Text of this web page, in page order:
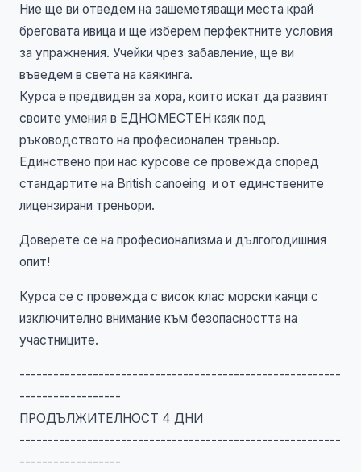
Ние ще ви отведем на зашеметяващи места край
бреговата ивица и ще изберем перфектните условия
за упражнения. Учейки чрез забавление, ще ви
въведем в света на каякинга.
Курса е предвиден за хора, които искат да развият
своите умения в ЕДНОМЕСТЕН каяк под
ръководството на професионален треньор.
Единствено при нас курсове се провежда според
стандартите на British canoeing и от единствените
лицензирани треньори.
Доверете се на професионализма и дългогодишния
опит!
Курса се с провежда с висок клас морски каяци с
изключително внимание към безопасността на
участниците.
---------------------------------------------------------
------------------
ПРОДЪЛЖИТЕЛНОСТ 4 ДНИ
---------------------------------------------------------
------------------